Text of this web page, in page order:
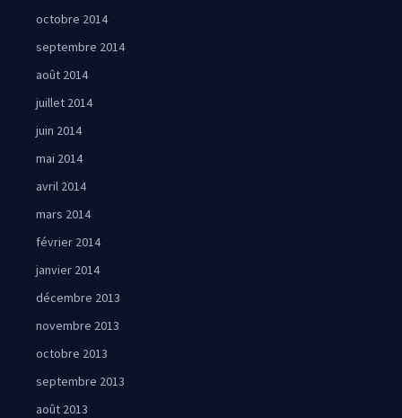
octobre 2014
septembre 2014
août 2014
juillet 2014
juin 2014
mai 2014
avril 2014
mars 2014
février 2014
janvier 2014
décembre 2013
novembre 2013
octobre 2013
septembre 2013
août 2013